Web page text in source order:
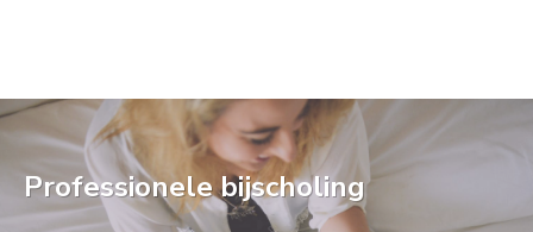
Professionele bijscholing